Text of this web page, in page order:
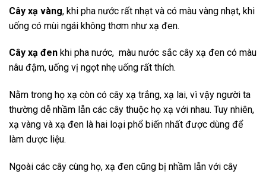
Cây xạ vàng, khi pha nước rất nhạt và có màu vàng nhạt, khi
uống có mùi ngái không thơm như xạ đen.
Cây xạ đen khi pha nước, màu nước sắc cây xạ đen có màu
nâu đậm, uống vị ngọt nhẹ uống rất thích.
Nằm trong họ xạ còn có cây xạ trắng, xạ lai, vì vậy người ta
thường dễ nhầm lẫn các cây thuộc họ xạ với nhau. Tuy nhiên,
xạ vàng và xạ đen là hai loại phổ biến nhất được dùng để
làm dược liệu.
Ngoài các cây cùng họ, xạ đen cũng bị nhầm lẫn với cây